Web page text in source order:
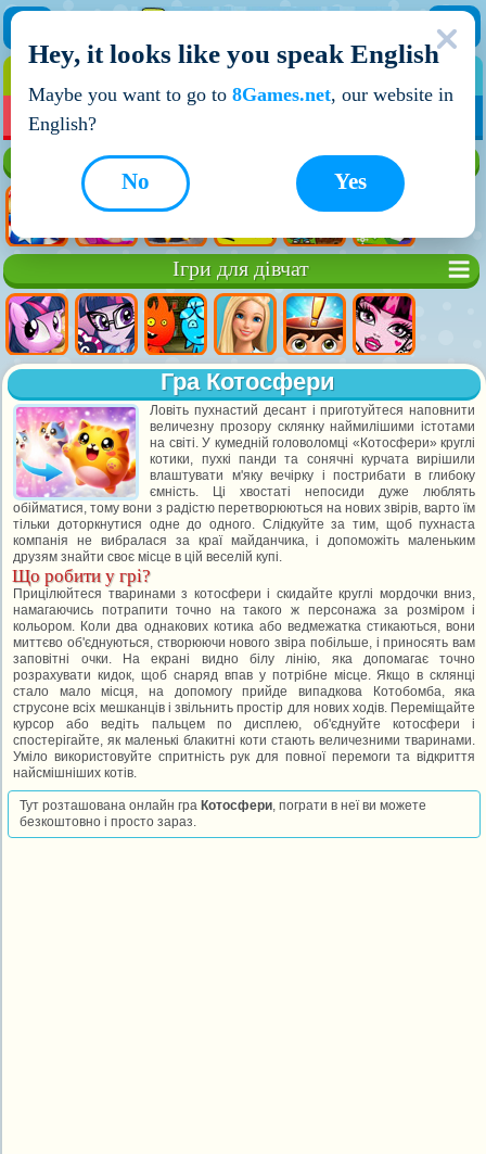
НОВІ ІГРИ
Ігри для дівчат
Гра Котосфери
Ловіть пухнастий десант і приготуйтеся наповнити
величезну прозору склянку наймилішими істотами
на світі. У кумедній головоломці «Котосфери» круглі
котики, пухкі панди та сонячні курчата вирішили
влаштувати м'яку вечірку і пострибати в глибоку
ємність. Ці хвостаті непосиди дуже люблять
обійматися, тому вони з радістю перетворюються на нових звірів, варто їм
тільки доторкнутися одне до одного. Слідкуйте за тим, щоб пухнаста
компанія не вибралася за краї майданчика, і допоможіть маленьким
друзям знайти своє місце в цій веселій купі.
Що робити у грі?
Прицілюйтеся тваринами з котосфери і скидайте круглі мордочки вниз,
намагаючись потрапити точно на такого ж персонажа за розміром і
кольором. Коли два однакових котика або ведмежатка стикаються, вони
миттєво об'єднуються, створюючи нового звіра побільше, і приносять вам
заповітні очки. На екрані видно білу лінію, яка допомагає точно
розрахувати кидок, щоб снаряд впав у потрібне місце. Якщо в склянці
стало мало місця, на допомогу прийде випадкова Котобомба, яка
струсоне всіх мешканців і звільнить простір для нових ходів. Переміщайте
курсор або ведіть пальцем по дисплею, об'єднуйте котосфери і
спостерігайте, як маленькі блакитні коти стають величезними тваринами.
Уміло використовуйте спритність рук для повної перемоги та відкриття
найсмішніших котів.
Тут розташована онлайн гра Котосфери, пограти в неї ви можете
безкоштовно і просто зараз.
Hey, it looks like you speak English
Maybe you want to go to 8Games.net, our website in
English?
Yes
No